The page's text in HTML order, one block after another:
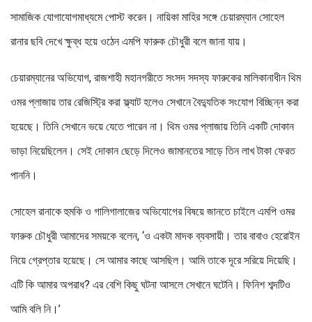
সামাজিক যোগাযোগমাধ্যমে পোস্ট করেন। নায়িকা মাহির সঙ্গে চেয়ারম্যান সোহেল
রানার ছবি দেখে ক্ষুব্ধ হয়ে ওঠেন এমপি ফারুক চৌধুরী বলে জানা যায়।
চেয়ারম্যানের অভিযোগ, রাজশাহী মহানগরীতে সংসদ সদস্য ফারুকের মালিকানাধীন থিম
ওমর প্লাজায় তার রেজিস্ট্রি করা ফ্ল্যাট হলেও সেখানে বৈদ্যুতিক সংযোগ বিচ্ছিন্ন করা
হয়েছে। তিনি সেখানে ভয়ে যেতে পারেন না। থিম ওমর প্লাজায় তিনি একটি দোকান
ভাড়া নিয়েছিলেন। সেই দোকান ছেড়ে দিলেও জামানতের সাড়ে তিন লাখ টাকা ফেরত
পাননি।
সোহেল রানাকে হুমকি ও গালিগালাজের অভিযোগের বিষয়ে জানতে চাইলে এমপি ওমর
ফারুক চৌধুরী আমাদের সময়কে বলেন, ‘ও একটা মাদক ব্যবসায়ী। তার বাবাও হেরোইন
নিয়ে গ্রেপ্তার হয়েছে। সে আমার কাছে আসছিল। আমি তাকে দূরে সরিয়ে দিয়েছি।
এটি কি আমার অপরাধ? এর বেশি কিছু ঘটনা আসলে সেখানে ঘটেনি। ফিনিশ শব্দটিও
আমি বলি নি।’